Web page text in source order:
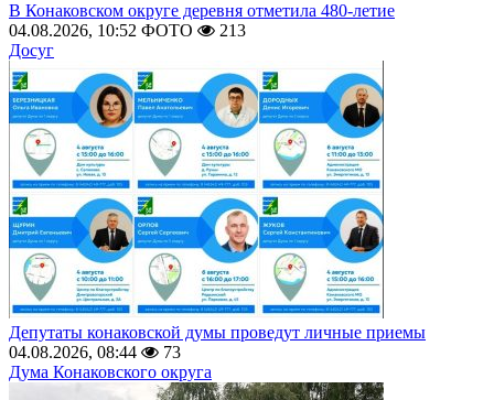
В Конаковском округе деревня отметила 480-летие
04.08.2026, 10:52 ФОТО
213
Досуг
Депутаты конаковской думы проведут личные приемы
04.08.2026, 08:44
73
Дума Конаковского округа